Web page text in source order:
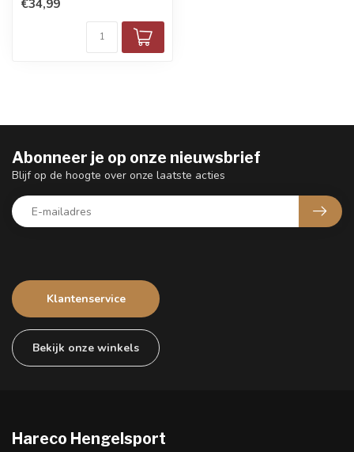
€34,99
Klantenservice
Bekijk onze winkels
Abonneer je op onze nieuwsbrief
Blijf op de hoogte over onze laatste acties
Hareco Hengelsport